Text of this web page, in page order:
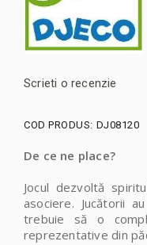
Scrieti o recenzie
COD PRODUS: DJ08120
De ce ne place?
Jocul dezvoltă
asociere. Jucătorii
trebuie să o
reprezentative din